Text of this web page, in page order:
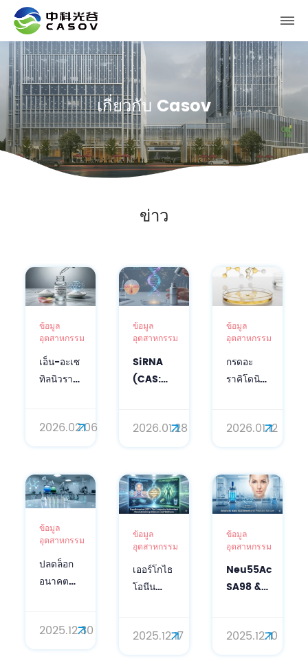
เกี่ยวกับ Casov
ข่าว
ข้อมูล
อุตสาหกรรม
เอ็น-อะเซ
ทิลนิวรามิ
อะลิก):
รอยและ
ให้ความ
ความ
บริสุทธิ์สูง
2026.02.06
ข้อมูล
อุตสาหกรรม
SiRNA
(CAS:
เปิด
การดูแล
ผิวและ
หนังศีรษะ
อย่าง
แม่นยำ
ระดับ
พันธุกรรม
2026.01.28
ข้อมูล
อุตสาหกรรม
กรดอะ
ราคิโดนิก
ทางชีว
สร้าง
เกราะ
ป้องกันผิว
2026.01.12
ข้อมูล
อุตสาหกรรม
ปลดล็อก
อนาคต
แม่นยำ:
2025.12.30
ข้อมูล
อุตสาหกรรม
เออร์โกไธ
โอนีน
อนุมูล
2025.12.17
ข้อมูล
อุตสาหกรรม
Neu55Ac
SA98 &
ของกรด
2025.12.10